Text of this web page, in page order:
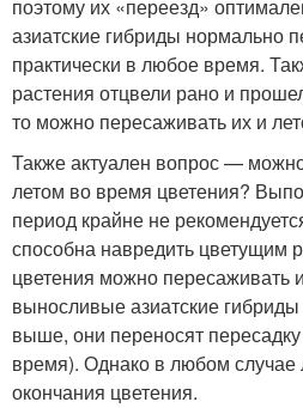
поэтому их «переезд»
азиатские гибриды нормально
практически в любое время.
растения отцвели рано и
то можно пересаживать их и
Также актуален вопрос —
летом во время цветения?
период крайне не
способна навредить цветущим
цветения можно пересаживать
выносливые азиатские
выше, они переносят
время). Однако в любом случае
окончания цветения.